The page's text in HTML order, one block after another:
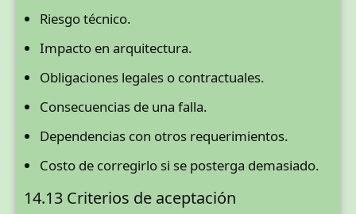
Riesgo técnico.
Impacto en arquitectura.
Obligaciones legales o contractuales.
Consecuencias de una falla.
Dependencias con otros requerimientos.
Costo de corregirlo si se posterga demasiado.
14.13 Criterios de aceptación